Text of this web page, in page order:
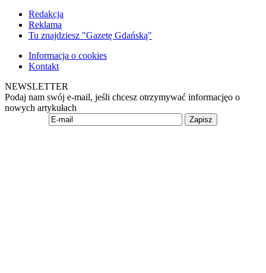
Redakcja
Reklama
Tu znajdziesz "Gazetę Gdańską"
Informacja o cookies
Kontakt
NEWSLETTER
Podaj nam swój e-mail, jeśli chcesz otrzymywać informacjęo o
nowych artykułach
Zapisz